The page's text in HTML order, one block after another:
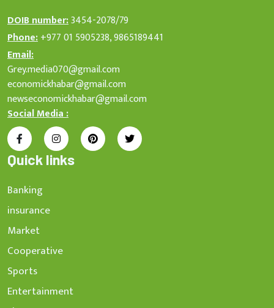
DOIB number:3454-2078/79
Phone:+977 01 5905238, 9865189441
Email:
Grey.media070@gmail.com
economickhabar@gmail.com
newseconomickhabar@gmail.com
Social Media :
Quick links
Banking
insurance
Market
Cooperative
Sports
Entertainment